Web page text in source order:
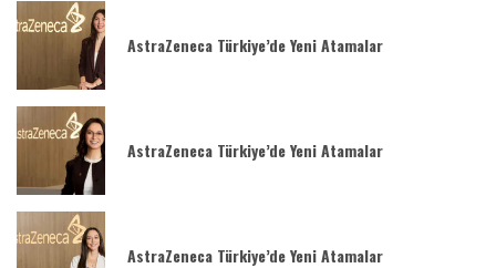
AstraZeneca Türkiye’de Yeni Atamalar
AstraZeneca Türkiye’de Yeni Atamalar
AstraZeneca Türkiye’de Yeni Atamalar